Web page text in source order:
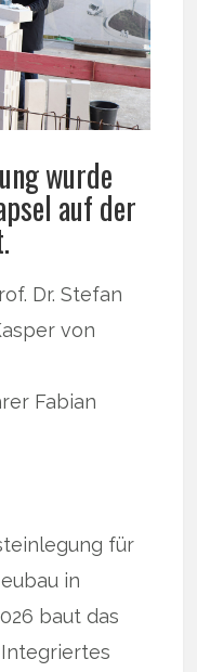
wurde
auf der
Dr. Stefan
von
Fabian
für
in
baut das